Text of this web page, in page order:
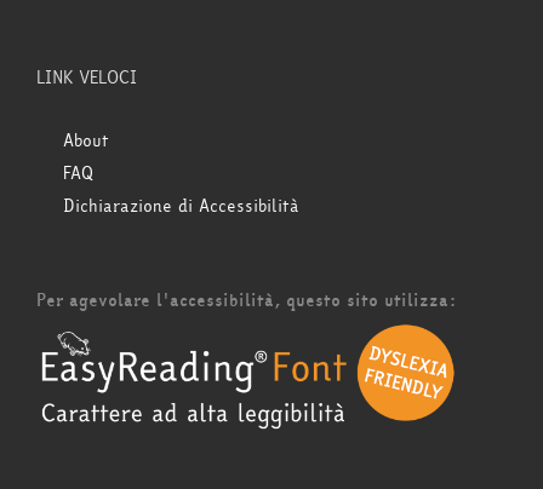
LINK VELOCI
About
FAQ
Dichiarazione di Accessibilità
Per agevolare l'accessibilità, questo sito utilizza: